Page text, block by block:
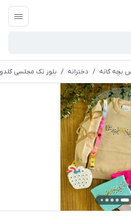
بچه گانه / دخترانه / بلوز تک مجلسی